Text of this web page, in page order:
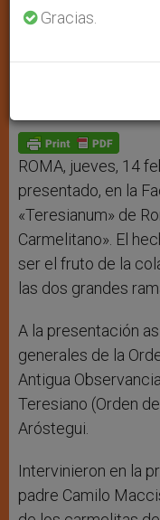
FEBRERO 14, 2008
h
A
p
p
e
n
g
e
r
a
o
o
k
w
e
ROMA, jueves, 14
presentado, en la
«Teresianum» de
Carmelitano». El
ser el fruto de la
las dos grandes
A la presentación
generales de la
Antigua
Teresiano (Orden
Aróstegui.
Intervinieron en la
padre Camilo
Gracias.